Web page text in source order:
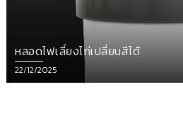
หลอดไฟเลี้ยงไก่เปลี่ยนสีได้
Posted
on
22/12/2025